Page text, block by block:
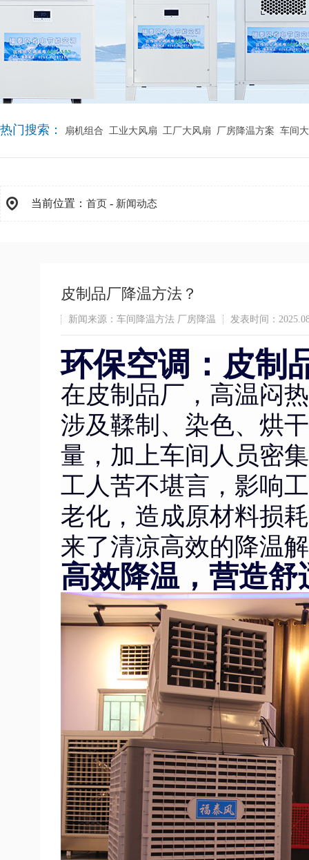
热门搜索： 扇机组合 工业大风扇 工厂大风扇 厂房降温方案 车间
当前位置： 首页 - 新闻动态
皮制品厂降温方法？
新闻来源：车间降温方法 厂房降温 发表时间：
环保空调：皮制
在皮制品厂，高温闷
涉及鞣制、染色、烘
量，加上车间人员密
工人苦不堪言，影响
老化，造成原材料损
来了清凉高效的降温
高效降温，营造舒